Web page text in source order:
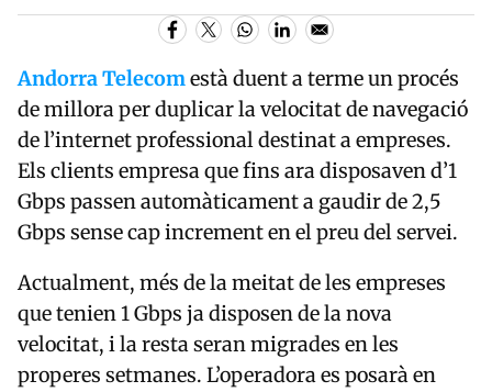
Andorra Telecomestà duent a terme un procés
de millora per duplicar la velocitat de navegació
de l’internet professional destinat a empreses.
Els clients empresa que fins ara disposaven d’1
Gbps passen automàticament a gaudir de 2,5
Gbps sense cap increment en el preu del servei.
Actualment, més de la meitat de les empreses
que tenien 1 Gbps ja disposen de la nova
velocitat, i la resta seran migrades en les
properes setmanes. L’operadora es posarà en